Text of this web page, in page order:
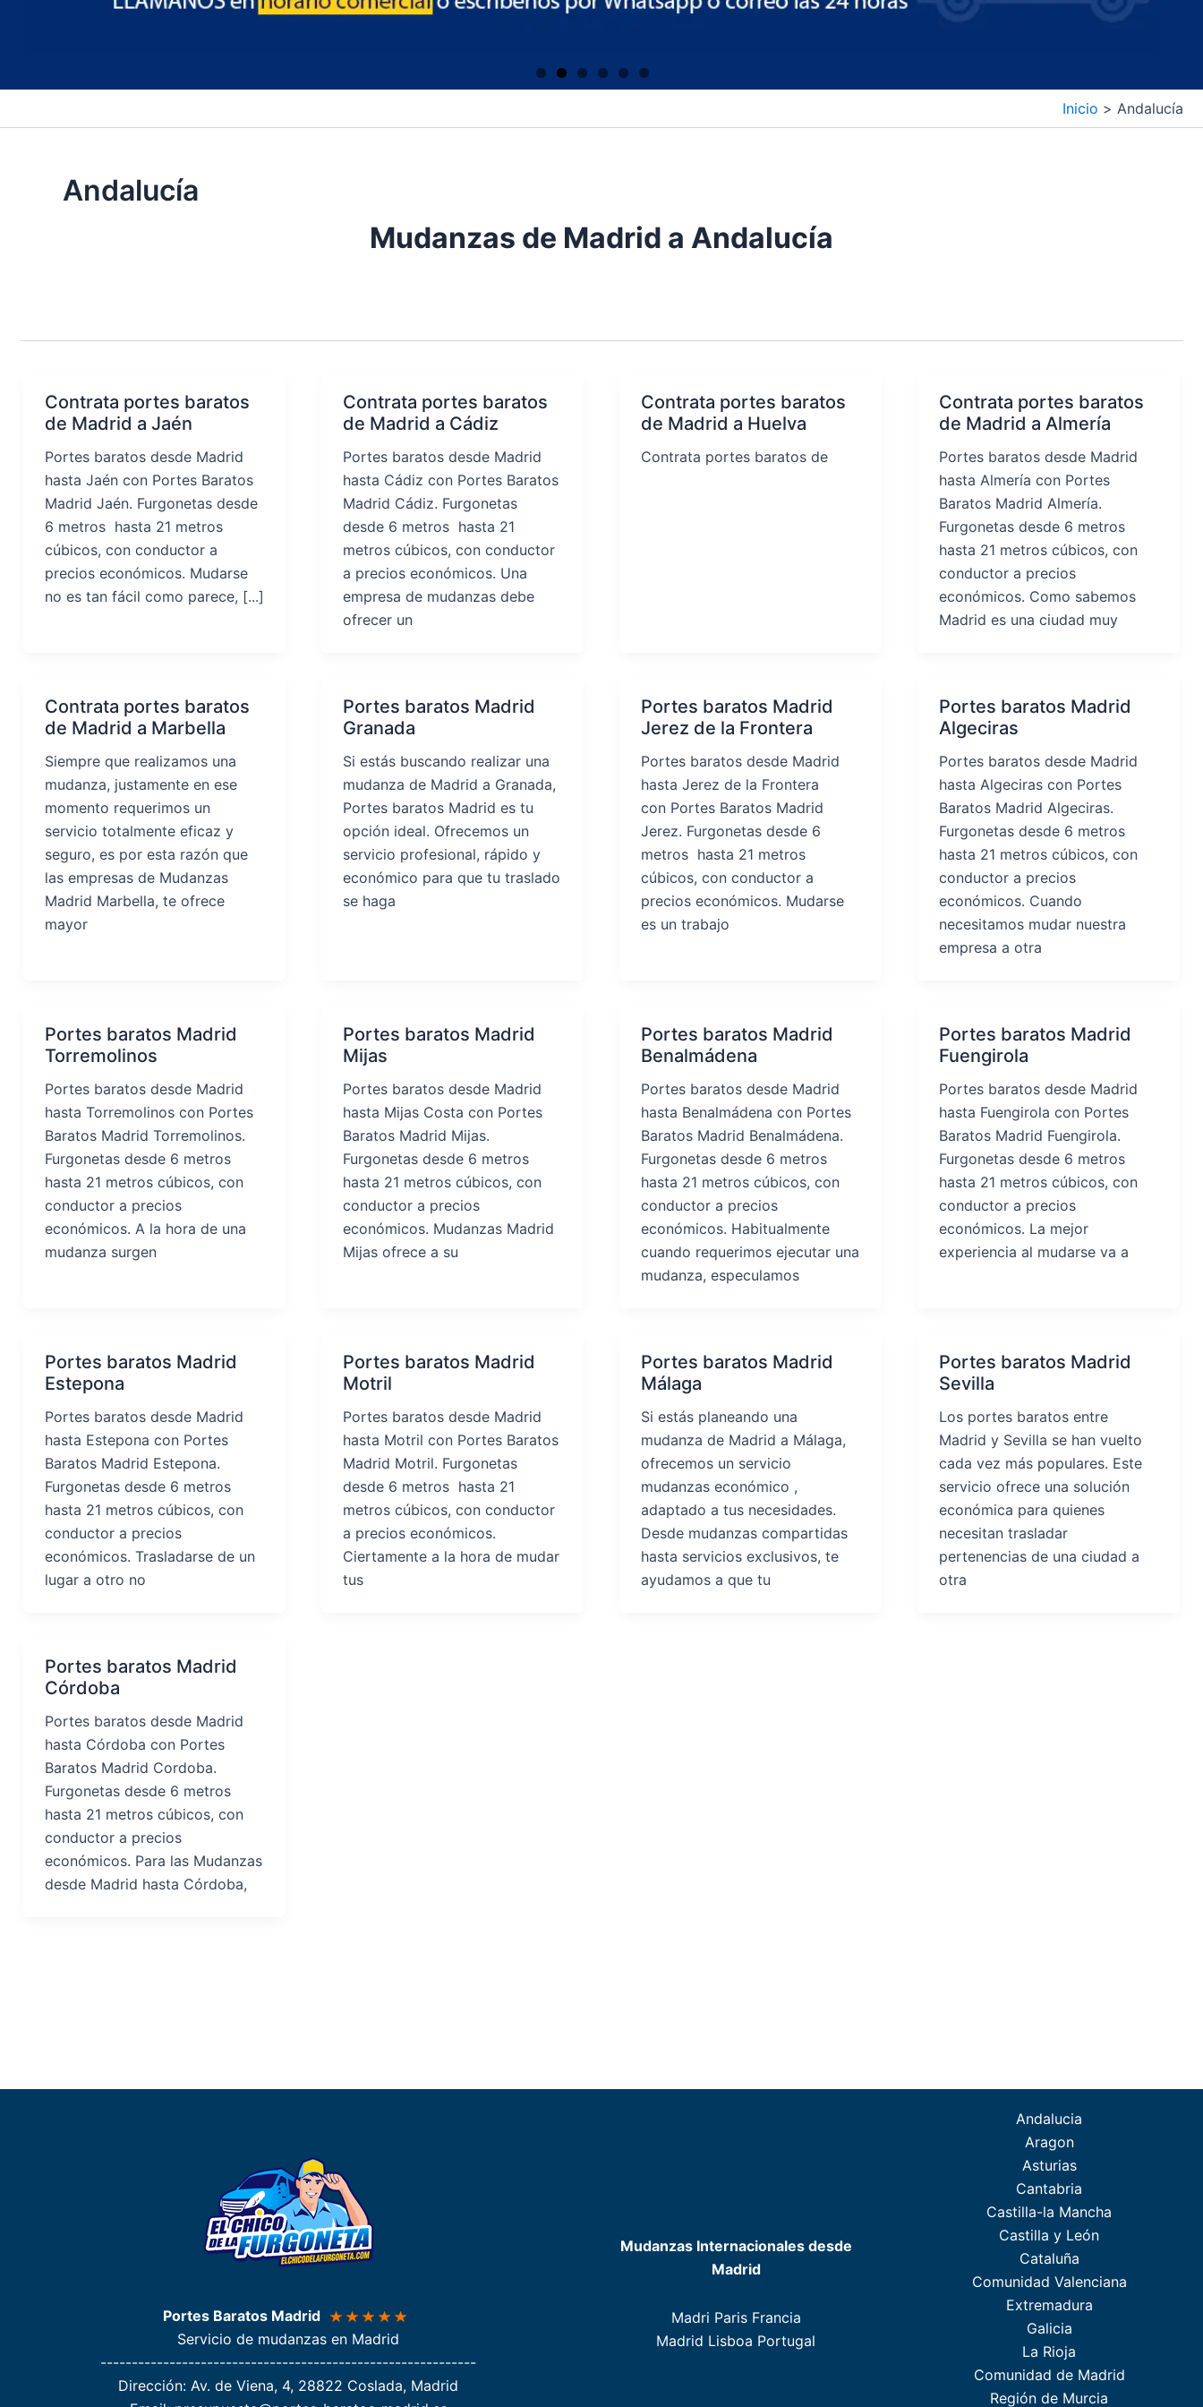
Inicio Andalucía
Andalucía
Mudanzas de Madrid a Andalucía
Contrata portes baratos
de Madrid a Jaén
Portes baratos desde Madrid
hasta Jaén con Portes Baratos
Madrid Jaén. Furgonetas desde
6 metros hasta 21 metros
cúbicos, con conductor a
precios económicos. Mudarse
no es tan fácil como parece, [...]
Contrata portes baratos
de Madrid a Cádiz
Portes baratos desde Madrid
hasta Cádiz con Portes Baratos
Madrid Cádiz. Furgonetas
desde 6 metros hasta 21
metros cúbicos, con conductor
a precios económicos. Una
empresa de mudanzas debe
ofrecer un
Contrata portes baratos
de Madrid a Huelva
Contrata portes baratos de
Contrata portes baratos
de Madrid a Almería
Portes baratos desde Madrid
hasta Almería con Portes
Baratos Madrid Almería.
Furgonetas desde 6 metros
hasta 21 metros cúbicos, con
conductor a precios
económicos. Como sabemos
Madrid es una ciudad muy
Contrata portes baratos
de Madrid a Marbella
Siempre que realizamos una
mudanza, justamente en ese
momento requerimos un
servicio totalmente eficaz y
seguro, es por esta razón que
las empresas de Mudanzas
Madrid Marbella, te ofrece
mayor
Portes baratos Madrid
Granada
Si estás buscando realizar una
mudanza de Madrid a Granada,
Portes baratos Madrid es tu
opción ideal. Ofrecemos un
servicio profesional, rápido y
económico para que tu traslado
se haga
Portes baratos Madrid
Jerez de la Frontera
Portes baratos desde Madrid
hasta Jerez de la Frontera
con Portes Baratos Madrid
Jerez. Furgonetas desde 6
metros hasta 21 metros
cúbicos, con conductor a
precios económicos. Mudarse
es un trabajo
Portes baratos Madrid
Algeciras
Portes baratos desde Madrid
hasta Algeciras con Portes
Baratos Madrid Algeciras.
Furgonetas desde 6 metros
hasta 21 metros cúbicos, con
conductor a precios
económicos. Cuando
necesitamos mudar nuestra
empresa a otra
Portes baratos Madrid
Torremolinos
Portes baratos desde Madrid
hasta Torremolinos con Portes
Baratos Madrid Torremolinos.
Furgonetas desde 6 metros
hasta 21 metros cúbicos, con
conductor a precios
económicos. A la hora de una
mudanza surgen
Portes baratos Madrid
Mijas
Portes baratos desde Madrid
hasta Mijas Costa con Portes
Baratos Madrid Mijas.
Furgonetas desde 6 metros
hasta 21 metros cúbicos, con
conductor a precios
económicos. Mudanzas Madrid
Mijas ofrece a su
Portes baratos Madrid
Benalmádena
Portes baratos desde Madrid
hasta Benalmádena con Portes
Baratos Madrid Benalmádena.
Furgonetas desde 6 metros
hasta 21 metros cúbicos, con
conductor a precios
económicos. Habitualmente
cuando requerimos ejecutar una
mudanza, especulamos
Portes baratos Madrid
Fuengirola
Portes baratos desde Madrid
hasta Fuengirola con Portes
Baratos Madrid Fuengirola.
Furgonetas desde 6 metros
hasta 21 metros cúbicos, con
conductor a precios
económicos. La mejor
experiencia al mudarse va a
Portes baratos Madrid
Estepona
Portes baratos desde Madrid
hasta Estepona con Portes
Baratos Madrid Estepona.
Furgonetas desde 6 metros
hasta 21 metros cúbicos, con
conductor a precios
económicos. Trasladarse de un
lugar a otro no
Portes baratos Madrid
Motril
Portes baratos desde Madrid
hasta Motril con Portes Baratos
Madrid Motril. Furgonetas
desde 6 metros hasta 21
metros cúbicos, con conductor
a precios económicos.
Ciertamente a la hora de mudar
tus
Portes baratos Madrid
Málaga
Si estás planeando una
mudanza de Madrid a Málaga,
ofrecemos un servicio
mudanzas económico ,
adaptado a tus necesidades.
Desde mudanzas compartidas
hasta servicios exclusivos, te
ayudamos a que tu
Portes baratos Madrid
Sevilla
Los portes baratos entre
Madrid y Sevilla se han vuelto
cada vez más populares. Este
servicio ofrece una solución
económica para quienes
necesitan trasladar
pertenencias de una ciudad a
otra
Portes baratos Madrid
Córdoba
Portes baratos desde Madrid
hasta Córdoba con Portes
Baratos Madrid Cordoba.
Furgonetas desde 6 metros
hasta 21 metros cúbicos, con
conductor a precios
económicos. Para las Mudanzas
desde Madrid hasta Córdoba,
Portes Baratos Madrid
Servicio de mudanzas en Madrid
------------------------------------------------------------
Dirección: Av. de Viena, 4, 28822 Coslada, Madrid
Mudanzas Internacionales desde
Madrid
Madri Paris Francia
Madrid Lisboa Portugal
Andalucia
Aragon
Asturias
Cantabria
Castilla-la Mancha
Castilla y León
Cataluña
Comunidad Valenciana
Extremadura
Galicia
La Rioja
Comunidad de Madrid
Región de Murcia